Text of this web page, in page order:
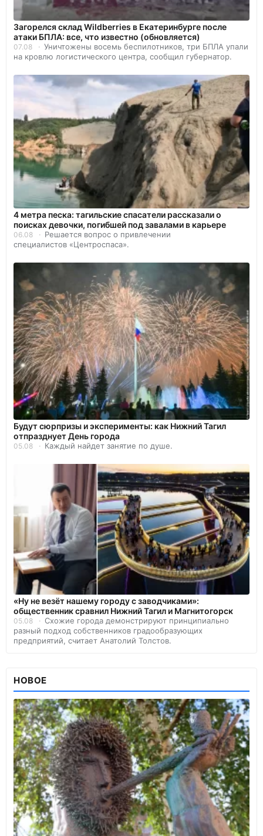
Загорелся склад Wildberries в Екатеринбурге после
атаки БПЛА: все, что известно (обновляется)
07.08
Уничтожены восемь беспилотников, три БПЛА упали
на кровлю логистического центра, сообщил губернатор.
4 метра песка: тагильские спасатели рассказали о
поисках девочки, погибшей под завалами в карьере
06.08
Решается вопрос о привлечении
специалистов «Центроспаса».
Будут сюрпризы и эксперименты: как Нижний Тагил
отпразднует День города
05.08 Каждый найдет занятие по душе.
«Ну не везёт нашему городу с заводчиками»:
общественник сравнил Нижний Тагил и Магнитогорск
05.08
Схожие города демонстрируют принципиально
разный подход собственников градообразующих
предприятий, считает Анатолий Толстов.
НОВОЕ